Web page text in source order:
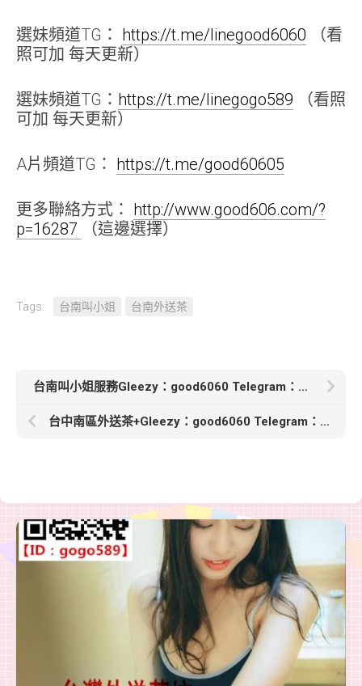
選妹頻道TG： https://t.me/linegood6060 （看
照可加 每天更新）
選妹頻道TG： https://t.me/linegogo589 （看照
可加 每天更新）
A片頻道TG： https://t.me/good60605
更多聯絡方式： http://www.good606.com/?
p=16287
（這邊選擇）
Tags: 台南叫小姐 台南外送茶
台南叫小姐服務Gleezy：good6060 Telegram：good6060【諾兒】164 C 24
台中南區外送茶+Gleezy：good6060 Telegram：good6060【小安-5500】160 .47.E .26歲 氣質顏值超高